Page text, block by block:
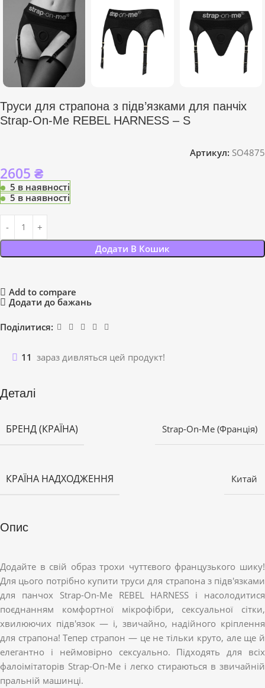
Труси для страпона з підв’язками для панчіх
Strap-On-Me REBEL HARNESS – S
Артикул: SO4875
2605 ₴
5 в наявності
5 в наявності
Додати В Кошик
Add to compare
Додати до бажань
Поділитися:
11 зараз дивляться цей продукт!
Деталі
БРЕНД (КРАЇНА) Strap-On-Me (Франція)
КРАЇНА НАДХОДЖЕННЯ Китай
Опис
Додайте в свій образ трохи чуттєвого французького шику!
Для цього потрібно купити труси для страпона з підв'язками
для панчох Strap-On-Me REBEL HARNESS і насолодитися
поєднанням комфортної мікрофібри, сексуальної сітки,
хвилюючих підв'язок — і, звичайно, надійного кріплення
для страпона! Тепер страпон — це не тільки круто, але ще й
елегантно і неймовірно сексуально. Підходять для всіх
фалоімітаторів Strap-On-Me і легко стираються в звичайній
пральній машинці.